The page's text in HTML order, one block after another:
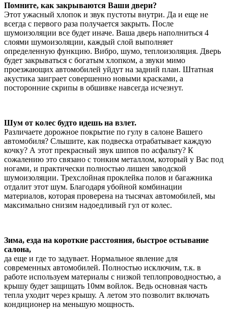
Помните, как закрываются Ваши двери?
Этот ужасный хлопок и звук пустоты внутри. Да и еще не
всегда с первого раза получается закрыть. После
шумоизоляции все будет иначе. Ваша дверь наполниться 4
слоями шумоизоляции, каждый слой выполняет
определенную функцию. Вибро, шумо, теплоизоляция. Дверь
будет закрываться с богатым хлопком, а звуки мимо
проезжающих автомобилей уйдут на задний план. Штатная
акустика заиграет совершенно новыми красками, а
посторонние скрипы в обшивке навсегда исчезнут.
Шум от колес будто идешь на взлет.
Различаете дорожное покрытие по гулу в салоне Вашего
автомобиля? Слышите, как подвеска отрабатывает каждую
кочку? А этот прекрасный звук шипов по асфальту? К
сожалению это связано с тонким металлом, который у Вас под
ногами, и практически полностью лишен заводской
шумоизоляции. Трехслойная проклейка полов и багажника
отдалит этот шум. Благодаря убойной комбинации
материалов, которая проверена на тысячах автомобилей, мы
максимально снизим надоедливый гул от колес.
Зима, езда на короткие расстояния, быстрое остывание
салона,
да еще и где то задувает. Нормальное явление для
современных автомобилей. Полностью исключим, т.к. в
работе используем материалы с низкой теплопроводностью, а
крышу будет защищать 10мм войлок. Ведь основная часть
тепла уходит через крышу. А летом это позволит включать
кондиционер на меньшую мощность.